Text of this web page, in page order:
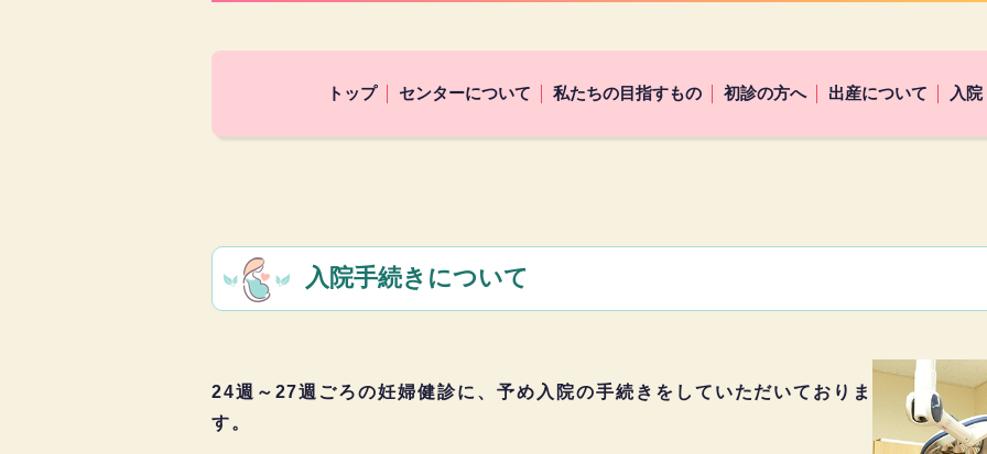
トップ センターについて 私たちの目指すもの 初診の方へ 出産について 入
入院手続きについて
24週～27週ごろの妊婦健診に、予め入院の手続きをしていただいておりま
す。